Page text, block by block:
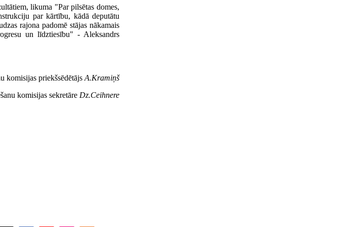
likuma "Par pilsētas domes,
par kārtību, kādā deputātu
rajona padomē stājas nākamais
un līdztiesību" - Aleksandrs
komisijas priekšsēdētājs A.Kramiņš
komisijas sekretāre Dz.Ceihnere